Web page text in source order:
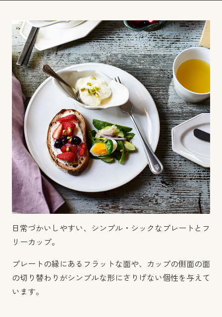
日常づかいしやすい、シンプル・シックなプレートとフ
リーカップ。
プレートの縁にあるフラットな面や、カップの側面の面
の切り替わりがシンプルな形にさりげない個性を与えて
います。